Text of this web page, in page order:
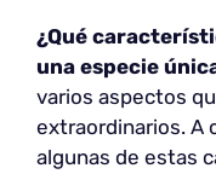
¿Qué
una especie
varios aspectos
extraordinarios. A
algunas de estas